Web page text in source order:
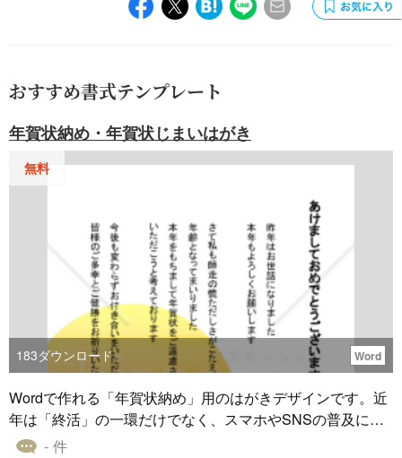
おすすめ書式テンプレート
年賀状納め・年賀状じまいはがき
無料
183ダウンロード Word
Wordで作れる「年賀状納め」用のはがきデザインです。近
年は「終活」の一環だけでなく、スマホやSNSの普及に伴
い、年賀状じまいをする・考える方が増えています。年賀
- 件